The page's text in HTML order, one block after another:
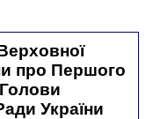
про Першого
України